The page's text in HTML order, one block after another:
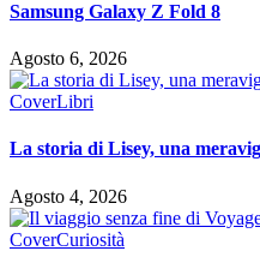
Samsung Galaxy Z Fold 8
Agosto 6, 2026
CoverLibri
La storia di Lisey, una
Agosto 4, 2026
CoverCuriosità